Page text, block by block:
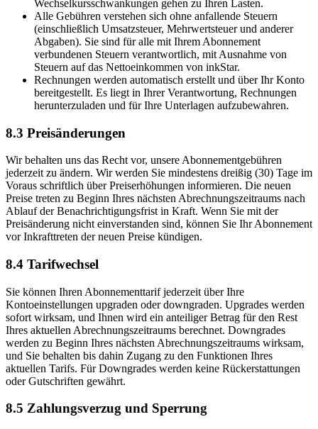
Wechselkursschwankungen gehen zu Ihren Lasten.
Alle Gebühren verstehen sich ohne anfallende Steuern
(einschließlich Umsatzsteuer, Mehrwertsteuer und anderer
Abgaben). Sie sind für alle mit Ihrem Abonnement
verbundenen Steuern verantwortlich, mit Ausnahme von
Steuern auf das Nettoeinkommen von inkStar.
Rechnungen werden automatisch erstellt und über Ihr Konto
bereitgestellt. Es liegt in Ihrer Verantwortung, Rechnungen
herunterzuladen und für Ihre Unterlagen aufzubewahren.
8.3 Preisänderungen
Wir behalten uns das Recht vor, unsere Abonnementgebühren
jederzeit zu ändern. Wir werden Sie mindestens dreißig (30) Tage im
Voraus schriftlich über Preiserhöhungen informieren. Die neuen
Preise treten zu Beginn Ihres nächsten Abrechnungszeitraums nach
Ablauf der Benachrichtigungsfrist in Kraft. Wenn Sie mit der
Preisänderung nicht einverstanden sind, können Sie Ihr Abonnement
vor Inkrafttreten der neuen Preise kündigen.
8.4 Tarifwechsel
Sie können Ihren Abonnementtarif jederzeit über Ihre
Kontoeinstellungen upgraden oder downgraden. Upgrades werden
sofort wirksam, und Ihnen wird ein anteiliger Betrag für den Rest
Ihres aktuellen Abrechnungszeitraums berechnet. Downgrades
werden zu Beginn Ihres nächsten Abrechnungszeitraums wirksam,
und Sie behalten bis dahin Zugang zu den Funktionen Ihres
aktuellen Tarifs. Für Downgrades werden keine Rückerstattungen
oder Gutschriften gewährt.
8.5 Zahlungsverzug und Sperrung